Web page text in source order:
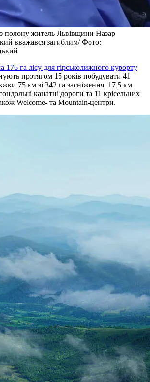
полону житель Львівщини Назар
вважався загиблим/ Фото:
176 га лісу для гірськолижного курорту
протягом 15 років побудувати 41
75 км зі 342 га засніження, 17,5 км
канатні дороги та 11 крісельних
Welcome- та Mountain-центри.